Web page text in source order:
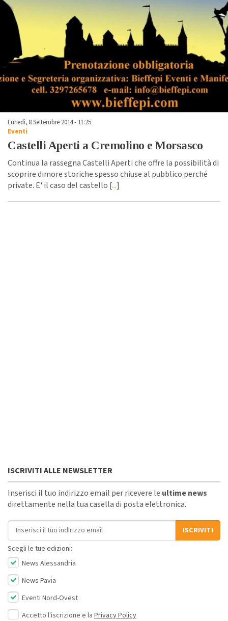
Lunedì, 8 Settembre 2014 - 11:25
Eventi
Castelli Aperti a Cremolino e Morsasco
Continua la rassegna Castelli Aperti che offre la possibilità di
scoprire dimore storiche spesso chiuse al pubblico perché
private. E' il caso del castello [...]
ISCRIVITI ALLE NEWSLETTER
Inserisci il tuo indirizzo email per ricevere le ultime news
direttamente nella tua casella di posta elettronica.
Indirizzo email
ISCRIVITI
Scegli le tue edizioni:
News Alessandria
News Pavia
Eventi Nord-Ovest
Accetto l'iscrizione e la Privacy Policy